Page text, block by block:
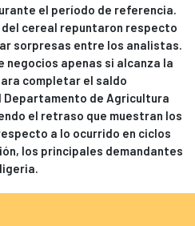
el período de referencia.
cereal repuntaron respecto
sorpresas entre los analistas.
negocios apenas si alcanza la
completar el saldo
de Agricultura
el retraso que muestran los
a lo ocurrido en ciclos
los principales demandantes